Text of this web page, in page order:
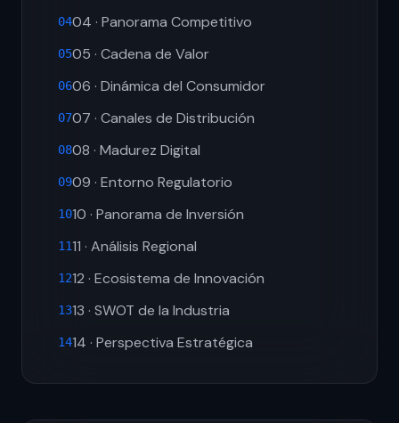
0404 · Panorama Competitivo
0505 · Cadena de Valor
0606 · Dinámica del Consumidor
0707 · Canales de Distribución
0808 · Madurez Digital
0909 · Entorno Regulatorio
1010 · Panorama de Inversión
1111 · Análisis Regional
1212 · Ecosistema de Innovación
1313 · SWOT de la Industria
1414 · Perspectiva Estratégica